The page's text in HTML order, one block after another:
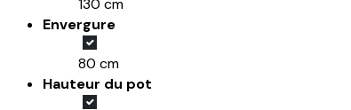
130 cm
Envergure
80 cm
Hauteur du pot